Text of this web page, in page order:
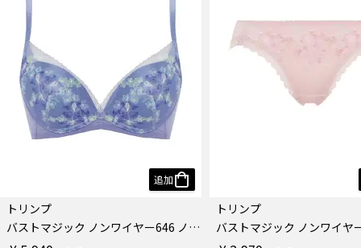
追加
トリンプ
バストマジック ノンワイヤー646 ノンワイヤーブラジャー
トリンプ